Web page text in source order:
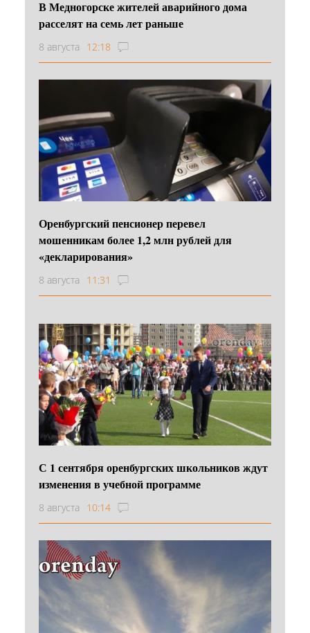
В Медногорске жителей аварийного дома
расселят на семь лет раньше
8 августа 12:18
Оренбургский пенсионер перевел
мошенникам более 1,2 млн рублей для
«декларирования»
8 августа 11:31
С 1 сентября оренбургских школьников ждут
изменения в учебной программе
8 августа 10:14